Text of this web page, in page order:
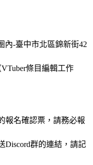
內-臺中市北區錦新街42
條目編輯工作
報名確認票，請務必報
Discord群的連結，請記